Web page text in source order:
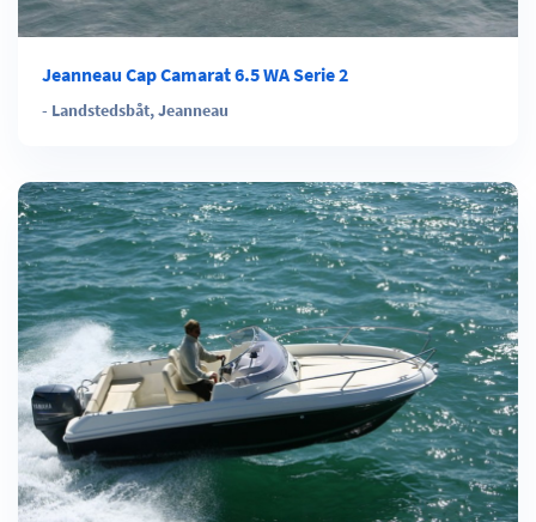
Jeanneau Cap Camarat 6.5 WA Serie 2
- Landstedsbåt,Jeanneau